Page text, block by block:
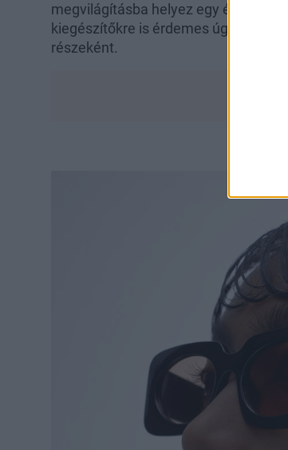
megvilágításba helyez egy ékszer,
kiegészítőkre is érdemes úgy
részeként.